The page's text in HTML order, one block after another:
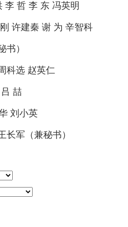
哲 李 东 冯英明
许建秦 谢 为 辛智科
）
科选 赵英仁
喆
刘小英
长军（兼秘书）